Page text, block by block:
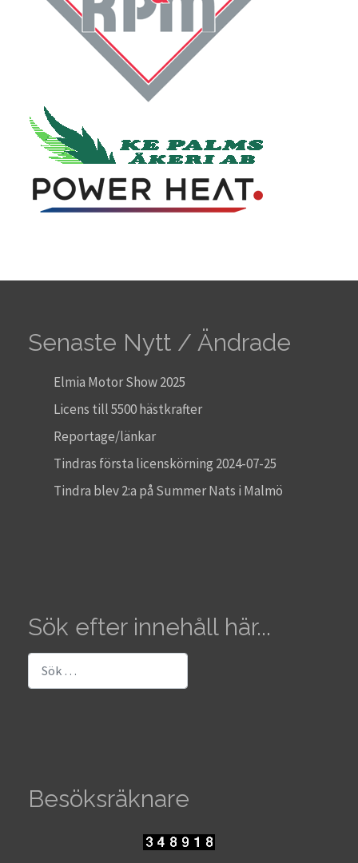
Senaste Nytt / Ändrade
Elmia Motor Show 2025
Licens till 5500 hästkrafter
Reportage/länkar
Tindras första licenskörning 2024-07-25
Tindra blev 2:a på Summer Nats i Malmö
Sök efter innehåll här...
Sök
Besöksräknare